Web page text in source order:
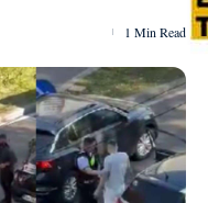
1 Min Read